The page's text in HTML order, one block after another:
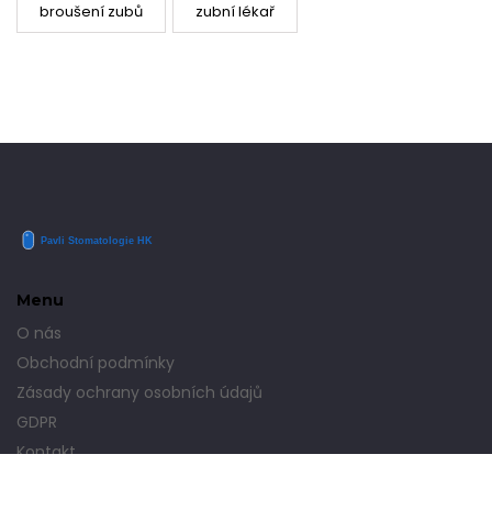
broušení zubů zubní lékař
Menu
O nás
Obchodní podmínky
Zásady ochrany osobních údajů
GDPR
Kontakt